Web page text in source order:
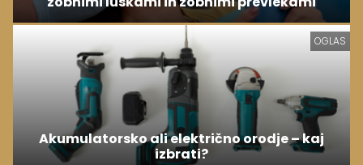
OGLAS
Akumulatorsko ali električno orodje – kaj
izbrati?